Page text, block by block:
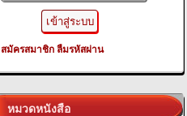
สมัครสมาชิก ลืมรหัสผ่าน
หมวดหนังสือ